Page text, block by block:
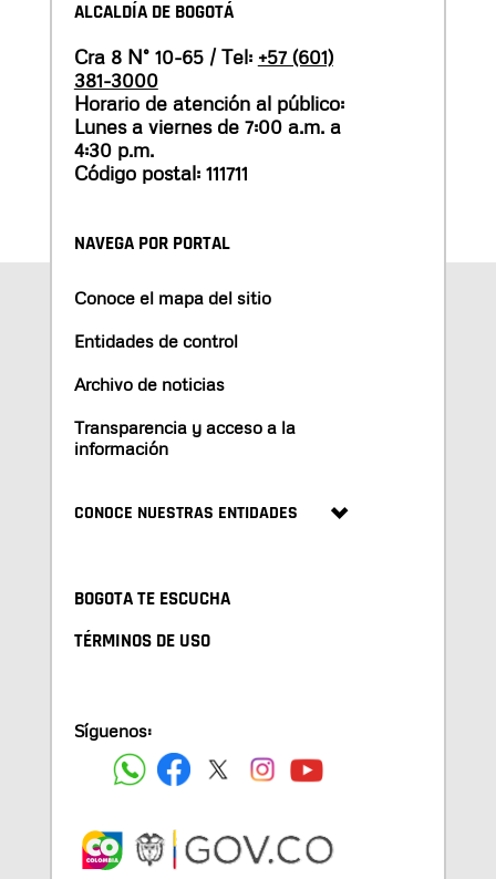
ALCALDÍA DE BOGOTÁ
Cra 8 N° 10-65 / Tel: +57 (601)
381-3000
Horario de atención al público:
Lunes a viernes de 7:00 a.m. a
4:30 p.m.
Código postal: 111711
NAVEGA POR PORTAL
Conoce el mapa del sitio
Entidades de control
Archivo de noticias
Transparencia y acceso a la
información
CONOCE NUESTRAS ENTIDADES
BOGOTA TE ESCUCHA
TÉRMINOS DE USO
Síguenos: